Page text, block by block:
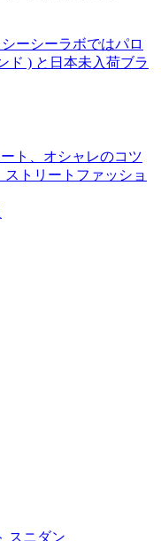
ト、オシャレのコツ
トリートファッショ
スニダン